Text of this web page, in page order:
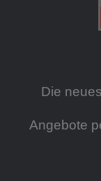
Die
Angebote